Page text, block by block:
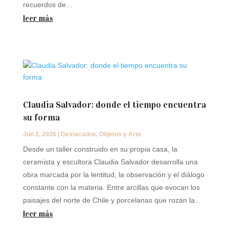
recuerdos de...
leer más
Claudia Salvador: donde el tiempo encuentra
su forma
Jun 2, 2026 Destacados, Objetos y Arte
Desde un taller construido en su propia casa, la
ceramista y escultora Claudia Salvador desarrolla una
obra marcada por la lentitud, la observación y el diálogo
constante con la materia. Entre arcillas que evocan los
paisajes del norte de Chile y porcelanas que rozan la...
leer más